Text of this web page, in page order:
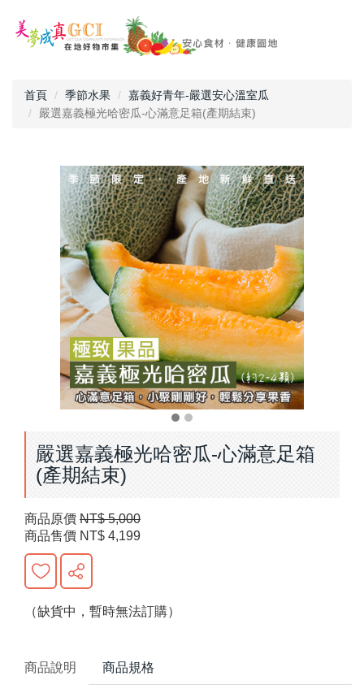
首頁 季節水果
嘉義好青年-嚴選安心溫室瓜
嚴選嘉義極光哈密瓜-心滿意足箱(產期結束)
嚴選嘉義極光哈密瓜-心滿意足箱
(產期結束)
商品原價 NT$ 5,000
商品售價 NT$ 4,199
（缺貨中，暫時無法訂購）
商品說明 商品規格